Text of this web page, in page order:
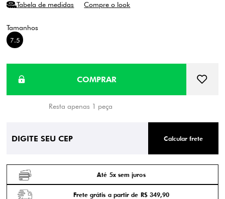
Tabela de medidas Compre o look
7.5
Resta apenas 1 peça
Calcular frete
Até 5x sem juros
Frete grátis a partir de R$ 349,90